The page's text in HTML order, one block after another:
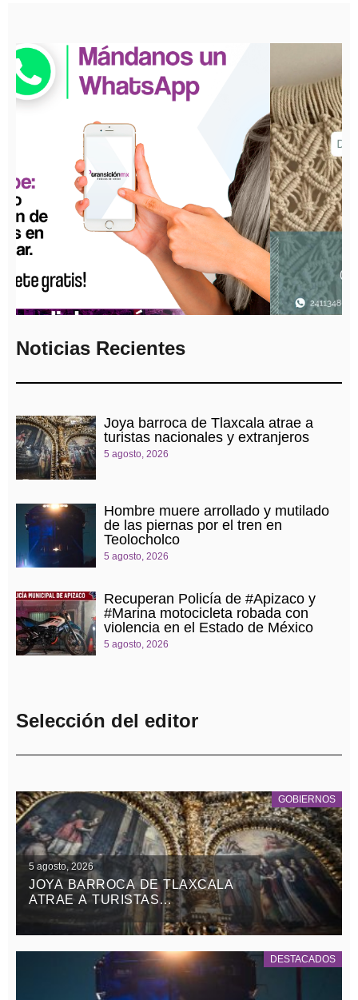
Noticias Recientes
Joya barroca de Tlaxcala atrae a
turistas nacionales y extranjeros
5 agosto, 2026
Hombre muere arrollado y mutilado
de las piernas por el tren en
Teolocholco
5 agosto, 2026
Recuperan Policía de #Apizaco y
#Marina motocicleta robada con
violencia en el Estado de México
5 agosto, 2026
Selección del editor
GOBIERNOS
5 agosto, 2026
JOYA BARROCA DE TLAXCALA
ATRAE A TURISTAS
NACIONALES Y EXTRANJEROS
DESTACADOS